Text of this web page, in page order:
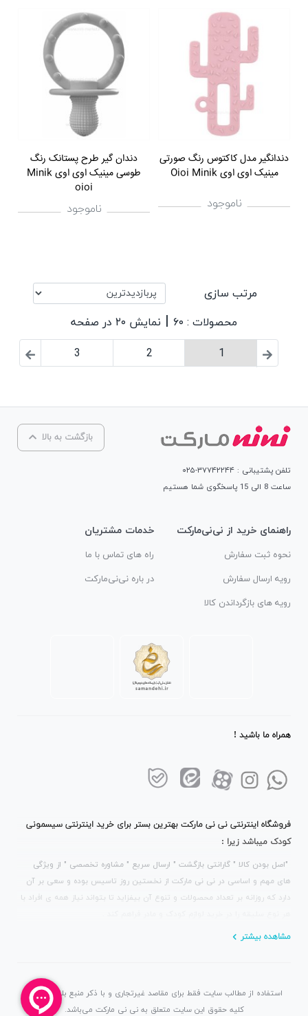
دندانگیر مدل کاکتوس رنگ صورتی
مینیک اوی اوی Oioi Minik
ناموجود
دندان گیر طرح پستانک رنگ
طوسی مینیک اوی اوی Minik
oioi
ناموجود
مرتب سازی
محصولات : ۶۰
| نمایش ۲۰ در صفحه
1
2
3
بازگشت به بالا
تلفن پشتیبانی : ۳۷۷۴۲۲۴۴-۰۲۵
ساعت 8 الی 15 پاسخگوی شما هستیم
راهنمای خرید از نی‌نی‌مارکت
نحوه ثبت سفارش
رویه ارسال سفارش
رویه های بازگرداندن کالا
خدمات مشتریان
راه های تماس با ما
در باره نی‌نی‌مارکت
همراه ما باشید !
فروشگاه اینترنتی نی نی مارکت بهترین بستر برای خرید اینترنتی سیسمونی
کودک میباشد زیرا :
"اصل بودن کالا " گارانتی بازگشت " ارسال سریع " مشاوره تخصصی " از ویژگی
های مهم و اساسی در نی نی مارکت از نخستین روز تاسیس بوده و سعی بر آن
دارد که روزانه بر تعداد محصولات و تنوع آن بیفزاید تا بتواند نیاز همه ی افراد با
مشاهده بیشتر
استفاده از مطالب سایت فقط برای مقاصد غیرتجاری و با ذکر منبع بلامانع است.
کلیه حقوق این سایت متعلق به نی نی مارکت می‌باشد.